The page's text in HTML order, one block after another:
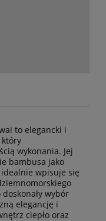
to elegancki i
wykonania. Jej
bambusa jako
idealnie wpisuje się
wybór
elegancję i
ciepło oraz